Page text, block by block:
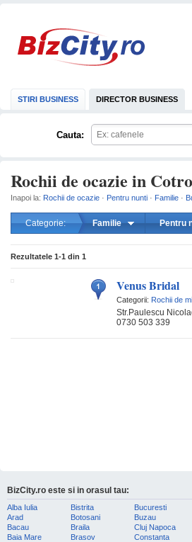
STIRI BUSINESS DIRECTOR BUSINESS
Cauta:
Rochii de ocazie in
Inapoi la: Rochii de ocazie · Pentru nunti · Familie ·
Categorie: Familie Pentru
Rezultatele 1-1 din 1
Venus Bridal
Categorii: Rochii de
Str.Paulescu
0730 503 339
BizCity.ro este si in orasul tau:
Alba Iulia
Arad
Bacau
Baia Mare
Bistrita
Botosani
Braila
Brasov
Bucuresti
Buzau
Cluj Napoca
Constanta